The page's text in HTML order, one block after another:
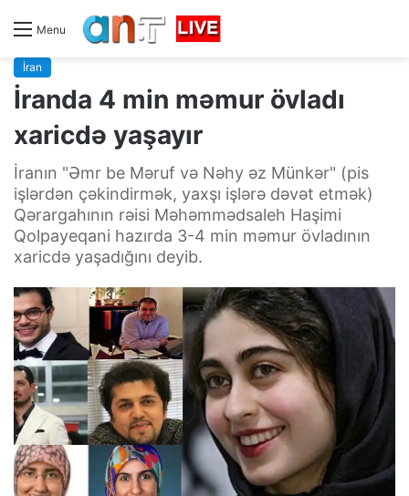
Menu
İran
İranda 4 min məmur övladı
xaricdə yaşayır
İranın "Əmr be Məruf və Nəhy əz Münkər" (pis
işlərdən çəkindirmək, yaxşı işlərə dəvət etmək)
Qərargahının rəisi Məhəmmədsaleh Haşimi
Qolpayeqani hazırda 3-4 min məmur övladının
xaricdə yaşadığını deyib.